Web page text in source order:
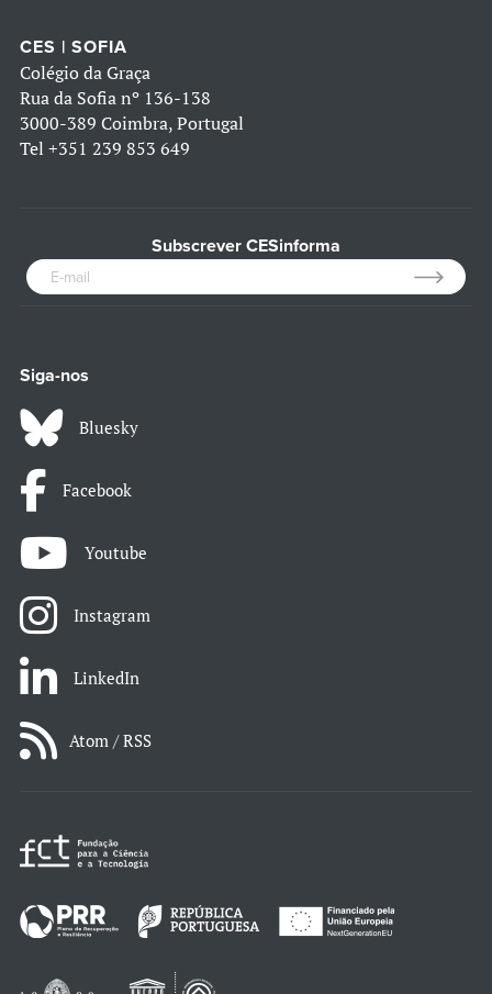
CES | SOFIA
Colégio da Graça
Rua da Sofia nº 136-138
3000-389 Coimbra, Portugal
Tel +351 239 853 649
Subscrever CESinforma
Siga-nos
Bluesky
Facebook
Youtube
Instagram
LinkedIn
Atom / RSS